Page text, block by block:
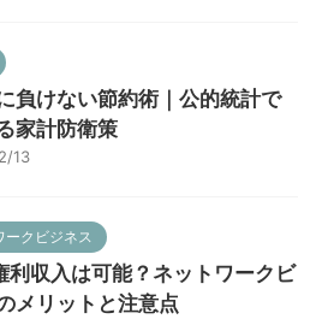
負けない節約術｜公的統計で
家計防衛策
13
ークビジネス
利収入は可能？ネットワークビ
メリットと注意点